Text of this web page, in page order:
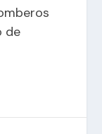
de